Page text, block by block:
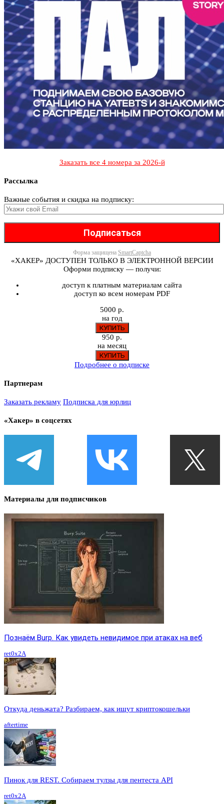
Заказать все 4 номера за 2026-й
Рассылка
Важные события и скидка на подписку:
Форма защищена SmartCaptcha
«ХАКЕР» ДОСТУПЕН ТОЛЬКО В ЭЛЕКТРОННОЙ ВЕРСИИ
Оформи подписку — получи:
доступ к платным материалам сайта
доступ ко всем номерам PDF
5000 р.
на год
950 р.
на месяц
Подробнее о подписке
Партнерам
Заказать рекламу Подписка для юрлиц
«Хакер» в соцсетях
Материалы для подписчиков
Познаём Burp. Как увидеть невидимое при атаках на веб
ret0x2A
Откуда деньжата? Разбираем, как ищут криптокошельки
aftertime
Пинок для REST. Собираем тулзы для пентеста API
ret0x2A